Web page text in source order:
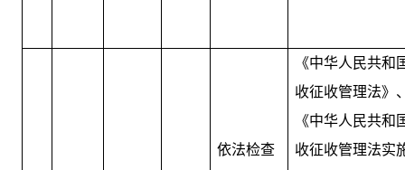
依法检查
《中华人民共和
收征收管理法》
《中华人民共和
收征收管理法实